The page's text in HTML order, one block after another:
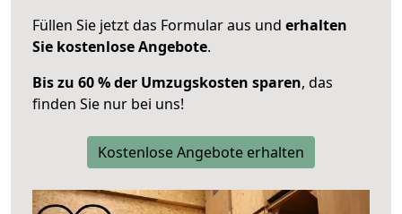
Füllen Sie jetzt das Formular aus und erhalten
Sie kostenlose Angebote.
Bis zu 60 % der Umzugskosten sparen, das
finden Sie nur bei uns!
Kostenlose Angebote erhalten